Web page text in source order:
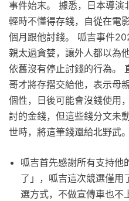
事件始末。 據悉，日本導演
輕時不懂得存錢，自從在電
個月跟他討錢。 呱吉事件
親太過貪婪，讓外人都以為
依舊沒有停止討錢的行為。
哥才將存摺交給他，表示母
個性，日後可能會沒錢使用
討的金錢，但這些錢分文未
世時，將這筆錢還給北野武。
呱吉首先感謝所有支持他
了」，呱吉這次競選僅用
選方式，不做宣傳車也不